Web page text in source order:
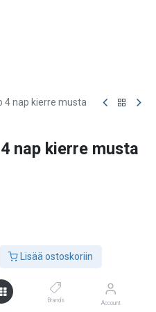
Lisää ostoskoriin
Brands Account
4 nap kierre musta
nap kierre musta